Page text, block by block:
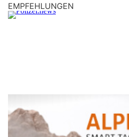
EMPFEHLUNGEN